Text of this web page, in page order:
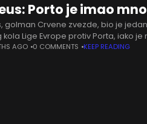
Porto je imao
golman Crvene zvezde, bio je
Lige Evrope protiv Porta, iako je
rezultatom 2:1. Brazilac je ponovo
AGO 0 COMMENTS KEEP READING